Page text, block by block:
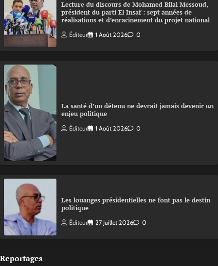
Lecture du discours de Mohamed Bilal Messoud,
président du parti El Insaf : sept années de
réalisations et d’enracinement du projet national
Éditeur 1 Août 2026 0
La santé d’un détenu ne devrait jamais devenir un
enjeu politique
Éditeur 1 Août 2026 0
Les louanges présidentielles ne font pas le destin
politique
Éditeur 27 Juillet 2026 0
Reportages